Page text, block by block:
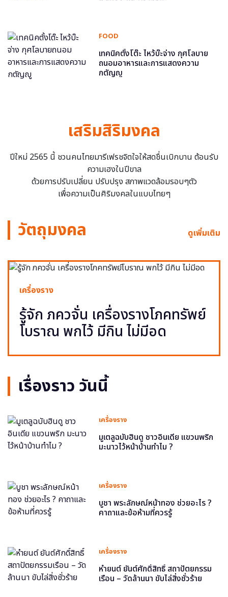
FOOD
เทคนิคตั้งโต๊ะ ไหว้บ๊ะจ่าง กุศโลบาย
ถนอมอาหารและการแสดงความ
กตัญญู
เสริมสิริมงคล
ปีใหม่ 2565 นี้ ชวนคนไทยมารีเฟรชจิตใจให้สดชื่นเบิกบาน ต้อนรับ
ความเฮงในปีขาล
ด้วยการปรับเปลี่ยน ปรับปรุง สภาพแวดล้อมรอบๆตัว
เพื่อความเป็นศิริมงคลในแบบไทยๆ
วัตถุมงคล ดูเพิ่มเติม
เครื่องราง
รู้จัก ภควจั่น เครื่องรางโภคทรัพย์
โบราณ พกไว้ มีกิน ไม่มีอด
เรื่องราว วันนี้
เครื่องราง
มูเตลูฉบับฮินดู ชาวอินเดีย แขวนพริก
มะนาวไว้หน้าบ้านทำไม ?
เครื่องราง
บูชา พระลักษณ์หน้าทอง ช่วยอะไร ?
คาถาและข้อห้ามที่ควรรู้
เครื่องราง
หำยนต์ ยันต์ศักดิ์สิทธิ์ สถาปัตยกรรม
เรือน – วัดล้านนา ขับไล่สิ่งชั่วร้าย